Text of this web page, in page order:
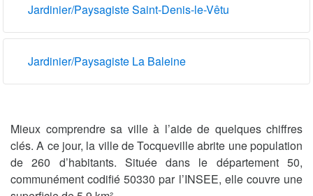
Jardinier/Paysagiste Saint-Denis-le-Vêtu
Jardinier/Paysagiste La Baleine
Mieux comprendre sa ville à l’aide de quelques chiffres
clés. A ce jour, la ville de Tocqueville abrite une population
de 260 d’habitants. Située dans le département 50,
communément codifié 50330 par l’INSEE, elle couvre une